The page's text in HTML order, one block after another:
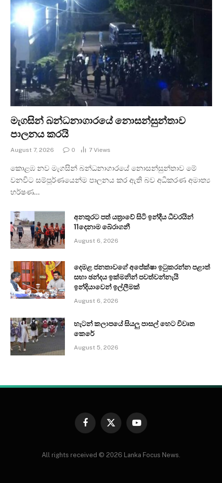
මැගසින් බන්ධනාගාරයේ නොසන්සුන්තාව
පාලනය කරයි
August 7, 2026 0 7 Views
කොළඹ නව මැගසින් බන්ධනාගාරයේ නොසන්සුන්තාව මේ
වනවිට සම්පූර්ණයෙන්ම පාලනය කර ඇති බව අධිකරණ අමාත්‍ය
හර්ෂණ…
අනතුරට පත් යත්‍රාවේ සිටි ඉන්දීය ධීවරයින්
11දෙනාම බේරාගනී
August 6, 2026
දෙමළ ජනතාවගේ අපේක්ෂා ඉටුකරන්න පළාත්
සභා ඡන්දය ඉක්මනින් පවත්වන්නැයි
ඉන්දියාවෙන් ඉල්ලීමක්
August 6, 2026
හැටන් කලාපයේ සියලු පාසල් හෙට විවෘත
කෙරේ
August 5, 2026
Facebook
X
YouTube
All rights received © 2026 Lanka Focus News.